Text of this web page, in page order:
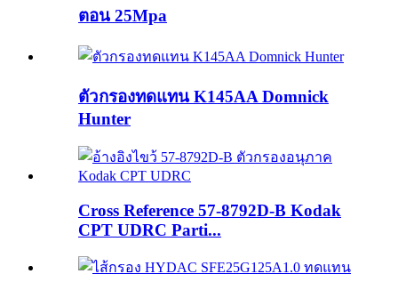
ตอน 25Mpa
ตัวกรองทดแทน K145AA Domnick
Hunter
Cross Reference 57-8792D-B Kodak
CPT UDRC Parti...